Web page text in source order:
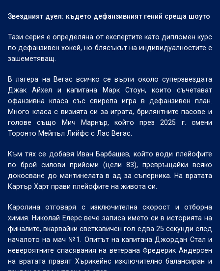
Звездният дуел: където дефанзивният гений среща шоуто
Тази серия е определяна от експертите като дипломен курс
по дефанзивен хокей, но блясъкът на индивидуалностите е
зашеметяващ.
В лагера на Вегас всичко се върти около суперзвездата
Джак Айхел и капитана Марк Стоун, които съчетават
офанзивна класа със свирепа игра в дефанзивен план.
Много класа с визията си за играта, брилянтните пасове и
голове също Мич Марнър, който през 2025 г. смени
Торонто Мейпъл Лийфс с Лас Вегас.
Към тях се добавя Иван Барбашев, който води плейофите
по брой силови прийоми (цели 83), превръщайки всяко
докосване до мантинелата в ад за съперника. На вратата
Картър Харт прави плейофите на живота си.
Каролина отговаря с изключителна скорост и отборна
химия. Николай Елерс вече записа името си в историята на
финалите, вкарвайки светкавичен гол едва 25 секунди след
началото на мач №1. Опитът на капитана Джордан Стал и
невероятните спасявания на ветерана Фредерик Андерсен
на вратата правят Хърикейнс изключително балансиран и